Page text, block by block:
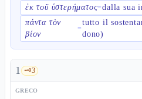
ἐκ τοῦ ὑστερήματος=dalla sua
πάντα τὸν
βίον
=
tutto il
dono)
1 🗝️3
GRECO